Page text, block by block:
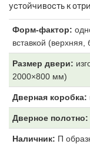
устойчивость к
Форм-фактор:
вставкой (верхняя,
Размер двери:
2000×800 мм)
Дверная коробка:
Дверное полотно:
Наличник: П